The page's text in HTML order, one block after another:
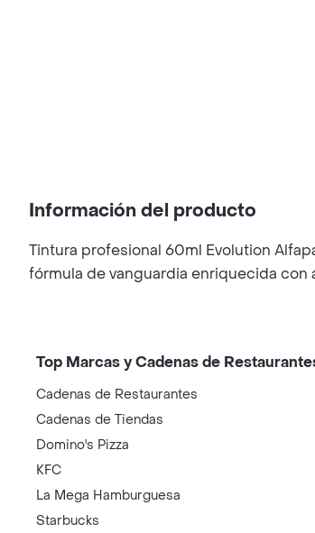
Información del producto
Tintura profesional 60ml Evolution
fórmula de vanguardia enriquecida
Top Marcas y Cadenas de
Cadenas de Restaurantes
Cadenas de Tiendas
Domino's Pizza
KFC
La Mega Hamburguesa
Starbucks